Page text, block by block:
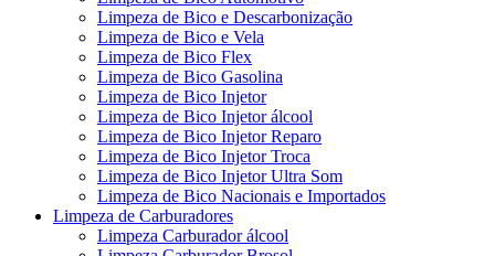
Limpeza de Bico e Descarbonização
Limpeza de Bico e Vela
Limpeza de Bico Flex
Limpeza de Bico Gasolina
Limpeza de Bico Injetor
Limpeza de Bico Injetor álcool
Limpeza de Bico Injetor Reparo
Limpeza de Bico Injetor Troca
Limpeza de Bico Injetor Ultra Som
Limpeza de Bico Nacionais e Importados
Limpeza de Carburadores
Limpeza Carburador álcool